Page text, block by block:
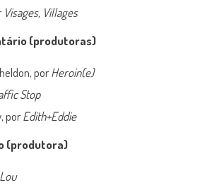
Visages, Villages
(produtoras)
porHeroin(e)
Stop
porEdith+Eddie
(produtora)
Lou